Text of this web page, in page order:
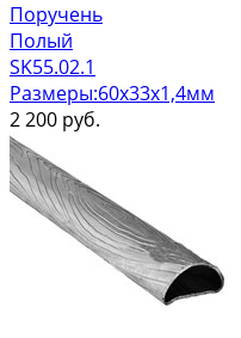
Поручень
Полый
SK55.02.1
Размеры:60х33х1,4мм
2 200 руб.